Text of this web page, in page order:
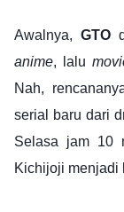
Awalnya, GTO
anime, lalu
Nah,
serial baru dari
Selasa jam 10
Kichijoji menjadi